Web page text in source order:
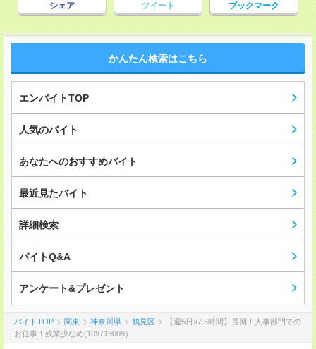
シェア ツイート ブックマーク
かんたん検索はこちら
エンバイトTOP
人気のバイト
あなたへのおすすめバイト
最近見たバイト
詳細検索
バイトQ&A
アンケート&プレゼント
バイトTOP 関東 神奈川県 鶴見区
【週5日×7.5時間】長期！人事部門での
お仕事！残業少なめ(109719009）